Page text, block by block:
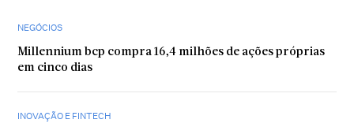
NEGÓCIOS
Millennium bcp compra 16,4 milhões de ações próprias
em cinco dias
INOVAÇÃO E FINTECH